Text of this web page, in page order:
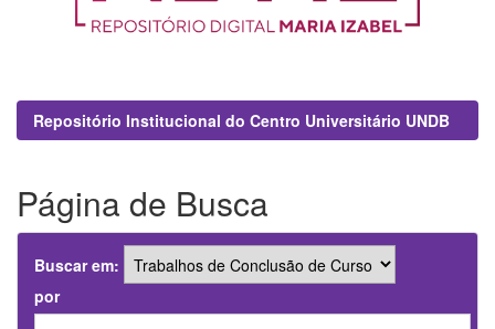
Repositório Institucional do Centro Universitário UNDB
Página de Busca
Buscar em:
por